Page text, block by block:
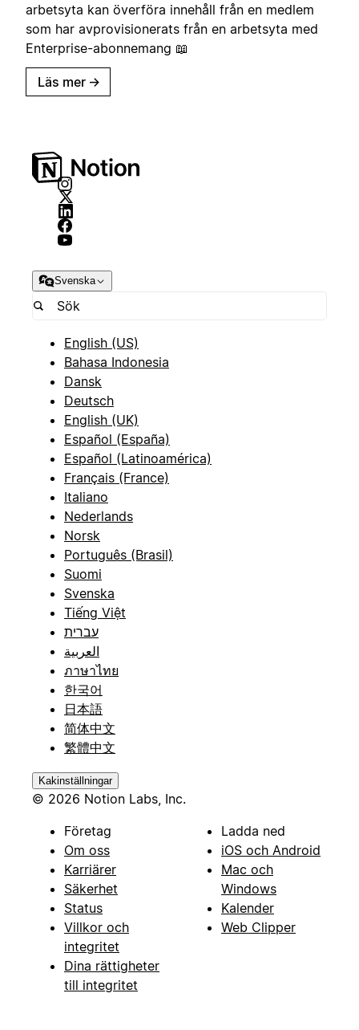
arbetsyta kan överföra innehåll från en medlem
som har avprovisionerats från en arbetsyta med
Enterprise-abonnemang 📖
Läs mer →
Svenska
English (US)
Bahasa Indonesia
Dansk
Deutsch
English (UK)
Español (España)
Español (Latinoamérica)
Français (France)
Italiano
Nederlands
Norsk
Português (Brasil)
Suomi
Svenska
Tiếng Việt
עברית
العربية
ภาษาไทย
한국어
日本語
简体中文
繁體中文
Kakinställningar
© 2026 Notion Labs, Inc.
Företag
Om oss
Karriärer
Säkerhet
Status
Villkor och
integritet
Dina rättigheter
till integritet
Ladda ned
iOS och Android
Mac och
Windows
Kalender
Web Clipper